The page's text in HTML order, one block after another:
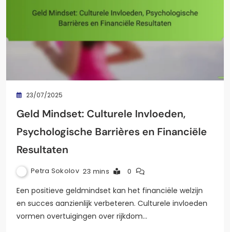
23/07/2025
Geld Mindset: Culturele Invloeden,
Psychologische Barrières en Financiële
Resultaten
Petra Sokolov 23 mins 0
Een positieve geldmindset kan het financiële welzijn
en succes aanzienlijk verbeteren. Culturele invloeden
vormen overtuigingen over rijkdom…